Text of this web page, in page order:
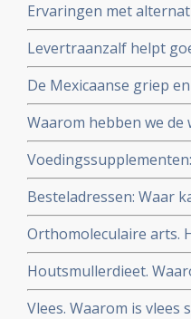
Ervaringen met
ervaring
Levertraanzalf helpt
name Xeloda -
De Mexicaanse griep
conclusies op basis
Waarom hebben we
elkaar gezet
Besteladressen: Waar
betrouwbare
kanker-actueel
Orthomoleculaire arts.
orthomoleculaire arts?
Houtsmullerdieet.
van kanker?
Vlees. Waarom is